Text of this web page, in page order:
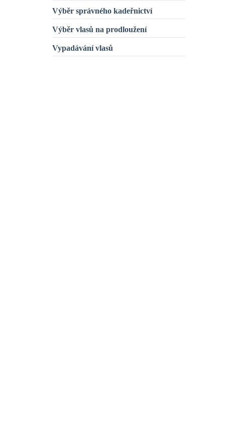
Výběr správného kadeřnictví
Výběr vlasů na prodloužení
Vypadávání vlasů